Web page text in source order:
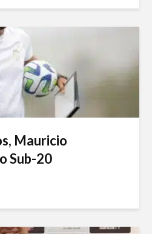
Mauricio
Sub-20